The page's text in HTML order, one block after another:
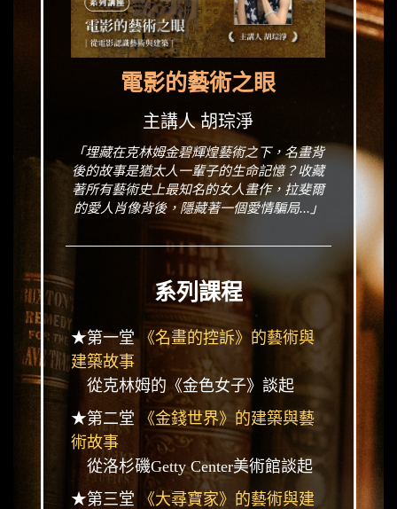
電影的藝術之眼
主講人 胡琮淨
「埋藏在克林姆金碧輝煌藝術之下，名畫背
後的故事是猶太人一輩子的生命記憶？收藏
著所有藝術史上最知名的女人畫作，拉斐爾
的愛人肖像背後，隱藏著一個愛情騙局...」
系列課程
★第一堂《名畫的控訴》的藝術與
建築故事
從克林姆的《金色女子》談起
★第二堂
《金錢世界》的建築與藝
術故事
從洛杉磯Getty Center美術館談起
★第三堂
《大尋寶家》的藝術與建